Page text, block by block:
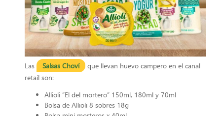
Las Salsas Choví
que llevan huevo campero en el canal
retail son:
Allioli “El del mortero” 150ml, 180ml y 70ml
Bolsa de Allioli 8 sobres 18g